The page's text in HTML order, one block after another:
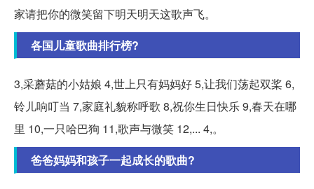
家请把你的微笑留下明天明天这歌声飞。
各国儿童歌曲排行榜?
3,采蘑菇的小姑娘 4,世上只有妈妈好 5,让我们荡起双桨 6,
铃儿响叮当 7,家庭礼貌称呼歌 8,祝你生日快乐 9,春天在哪
里 10,一只哈巴狗 11,歌声与微笑 12,... 4,。
爸爸妈妈和孩子一起成长的歌曲?